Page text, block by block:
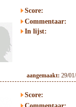
Score:
Commentaar:
In lijst:
aangemaakt: 29/
Score: